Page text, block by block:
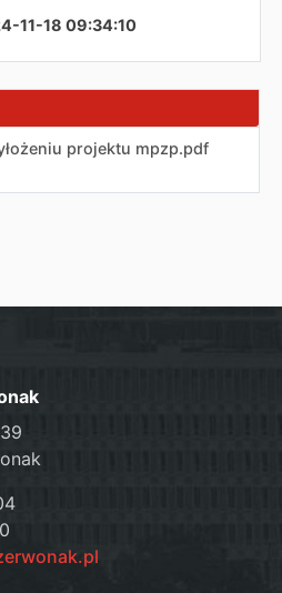
11-18 09:34:10
projektu mpzp.pdf